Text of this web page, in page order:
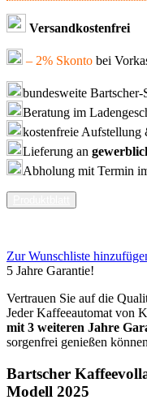
Versandkostenfrei
– 2% Skonto bei
bundesweite Bartscher-
Beratung im
kostenfreie
Lieferung an
Abholung mit Termin
Zur Wunschliste
5 Jahre Garantie!
Vertrauen Sie auf die
Jeder Kaffeeautomat von
mit 3 weiteren Jahre
sorgenfrei genießen
Bartscher
Modell 2025